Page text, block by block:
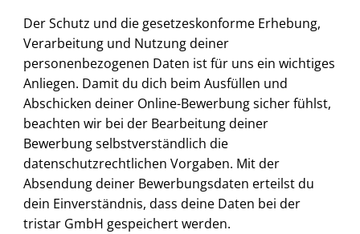
Der Schutz und die gesetzeskonforme Erhebung,
Verarbeitung und Nutzung deiner
personenbezogenen Daten ist für uns ein wichtiges
Anliegen. Damit du dich beim Ausfüllen und
Abschicken deiner Online-Bewerbung sicher fühlst,
beachten wir bei der Bearbeitung deiner
Bewerbung selbstverständlich die
datenschutzrechtlichen Vorgaben. Mit der
Absendung deiner Bewerbungsdaten erteilst du
dein Einverständnis, dass deine Daten bei der
tristar GmbH gespeichert werden.